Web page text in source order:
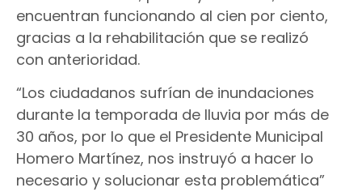
encuentran funcionando al cien por ciento,
gracias a la rehabilitación que se realizó
con anterioridad.
“Los ciudadanos sufrían de inundaciones
durante la temporada de lluvia por más de
30 años, por lo que el Presidente Municipal
Homero Martínez, nos instruyó a hacer lo
necesario y solucionar esta problemática”